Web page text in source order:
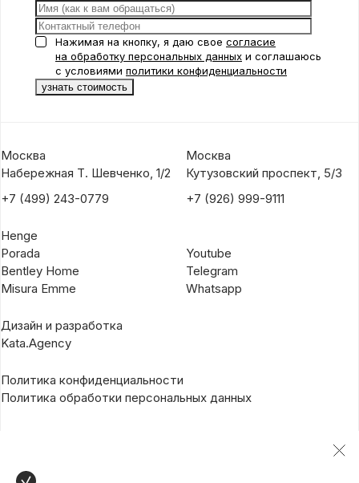
Нажимая на кнопку, я даю свое согласие
на обработку персональных данных и соглашаюсь
с условиями политики конфиденциальности
Москва
Набережная Т. Шевченко, 1/2
+7 (499) 243-0779
Москва
Кутузовский проспект, 5/3
+7 (926) 999-9111
Henge
Porada
Bentley Home
Misura Emme
Youtube
Telegram
Whatsapp
Дизайн и разработка
Kata.Agency
Политика конфиденциальности
Политика обработки персональных данных